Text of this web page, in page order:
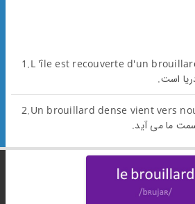
1.L 'île est recouverte d'un
2.Un brouillard dense vient vers